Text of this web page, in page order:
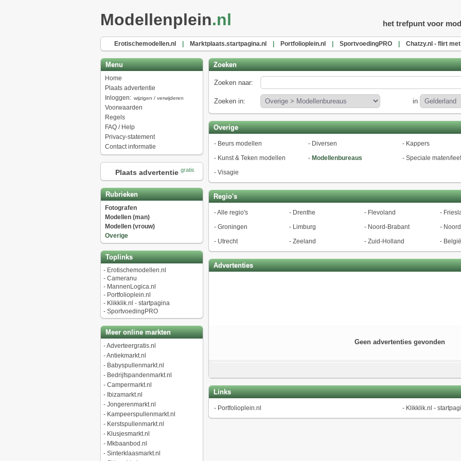
Modellenplein.nl het trefpunt voor
Erotischemodellen.nl Marktplaats.startpagina.nl Portfolioplein.nl SportvoedingPRO Chatzy.nl - flirt
Menu
Home
Plaats advertentie
Inloggen: wijzigen / verwijderen
Voorwaarden
Regels
FAQ / Help
Privacy-statement
Contact informatie
Plaats advertentie gratis
Rubrieken
Fotografen
Modellen (man)
Modellen (vrouw)
Overige
Toplinks
- Erotischemodellen.nl
- Cameranu
- MannenLogica.nl
- Portfolioplein.nl
- Klikklik.nl - startpagina
- SportvoedingPRO
Meer online markten
-Adverteergratis.nl
-Antiekmarkt.nl
- Babyspullenmarkt.nl
- Bedrijfspandenmarkt.nl
- Campermarkt.nl
- Ibizamarkt.nl
- Jongerenmarkt.nl
- Kampeerspullenmarkt.nl
- Kerstspullenmarkt.nl
- Klusjesmarkt.nl
- Mkbaanbod.nl
- Sinterklaasmarkt.nl
Zoeken
Zoeken naar:
Zoeken in: in
Overige
- Beurs modellen - Diversen - Kappers
- Kunst & Teken modellen - Modellenbureaus - Speciale maten/
- Visagie
Regio's
-Alle regio's - Drenthe - Flevoland -
- Groningen - Limburg - Noord-Brabant -
- Utrecht - Zeeland - Zuid-Holland - België
Advertenties
Geen advertenties gevonden
Links
- Portfolioplein.nl - Klikklik.nl -